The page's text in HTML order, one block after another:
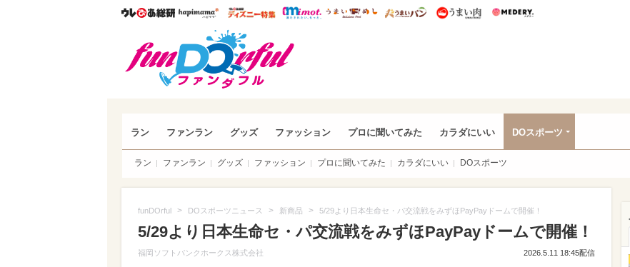
ウレぴあ総研ハピママ* ウレぴあ総研 ディズニー特集
mimot. うまいめし うまいパン うまい肉
ラン ファンラン グッズ ファッション プロに聞いてみた カラダにいい DOスポーツ
ラン ファンラン グッズ ファッション プロに聞いてみた カラダにいい DOスポーツ
funDOrful > DOスポーツニュース > 新商品 > 5/29より日本生命セ・パ交流戦をみずほPayPayドームで開催！
5/29より日本生命セ・パ交流戦をみずほPayPayドームで開催！
福岡ソフトバンクホークス株式会社 2026.5.11 18:45配信